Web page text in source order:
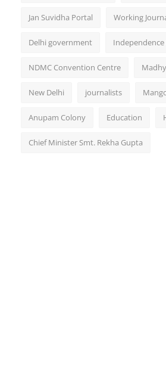
Jan Suvidha Portal Working
Delhi government Independence
NDMC Convention Centre
New Delhi journalists
Anupam Colony Education
Chief Minister Smt. Rekha Gupta